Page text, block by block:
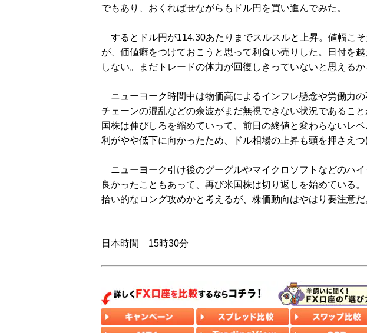
でもあり、おくればせながらもドル円を買い進んでみた。
するとドル円が114.30あたりまでスルスルと上昇。値幅こ
が、価値癖をつけておこうと思って利食い売りした。日付を
しない。まだトレードの体力が回復しきっていないと思えるか
ニューヨーク時間中は物価高によるインフレ懸念や労働力の
チェーンの混乱などの余波がまだ無視できない状況であるこ
国株は伸びしろを縮めていって、前日の終値と変わらないレ
利がやや低下に向かったため、ドル相場の上昇も頭を押さえつ
ニューヨーク引け後のグーグルやマイクロソフトなどのハ
良かったこともあって、再び米国株は切り返しを始めている
拾い的なロング攻めかと考えるが、株価動向はやはり要注意だ
日本時間 15時30分